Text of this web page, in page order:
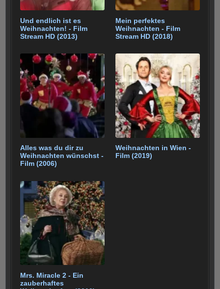
Und endlich ist es
Weihnachten! - Film
Stream HD (2013)
Mein perfektes
Weihnachten - Film
Stream HD (2018)
Alles was du dir zu
Weihnachten wünschst -
Film (2006)
Weihnachten in Wien -
Film (2019)
Mrs. Miracle 2 - Ein
zauberhaftes